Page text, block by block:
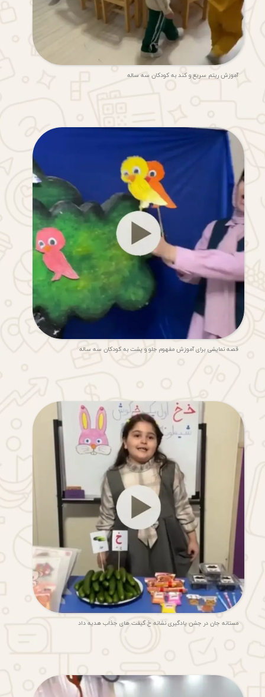
آموزش ریتم سریع و کند به کودکان سه ساله
قصه نمایشی برای آموزش مفهوم جلو و پشت به کودکان سه ساله
مستانه جان در جشن یادگیری نشانه خ گیفت های جذاب هدیه داد